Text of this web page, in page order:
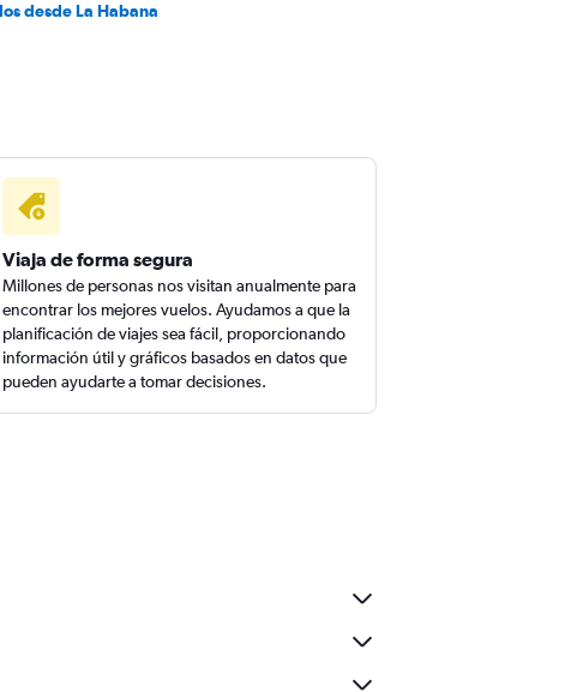
desde La Habana
Viaja de forma segura
Millones de personas nos visitan anualmente para
encontrar los mejores vuelos. Ayudamos a que la
planificación de viajes sea fácil, proporcionando
información útil y gráficos basados en datos que
pueden ayudarte a tomar decisiones.